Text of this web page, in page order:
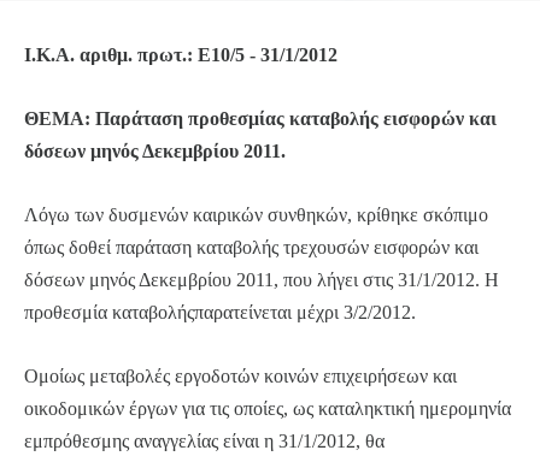
Ι.Κ.Α. αριθμ. πρωτ.: Ε10/5 - 31/1/2012
ΘΕΜΑ: Παράταση προθεσμίας καταβολής εισφορών και
δόσεων μηνός Δεκεμβρίου 2011.
Λόγω των δυσμενών καιρικών συνθηκών, κρίθηκε σκόπιμο
όπως δοθεί παράταση καταβολής τρεχουσών εισφορών και
δόσεων μηνός Δεκεμβρίου 2011, που λήγει στις 31/1/2012. Η
προθεσμία καταβολήςπαρατείνεται μέχρι 3/2/2012.
Ομοίως μεταβολές εργοδοτών κοινών επιχειρήσεων και
οικοδομικών έργων για τις οποίες, ως καταληκτική ημερομηνία
εμπρόθεσμης αναγγελίας είναι η 31/1/2012, θα